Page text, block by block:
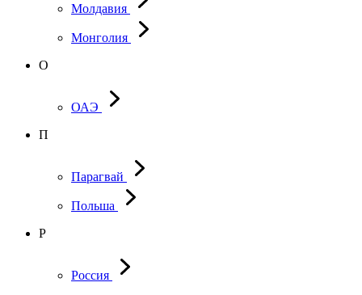
Молдавия
Монголия
О
ОАЭ
П
Парагвай
Польша
Р
Россия